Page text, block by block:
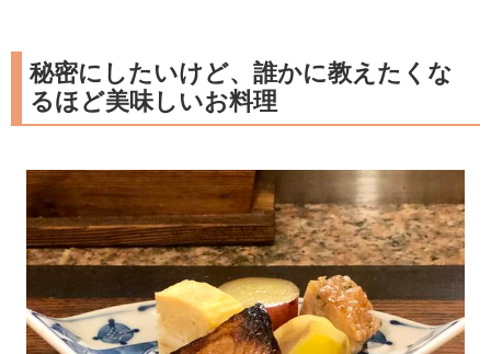
秘密にしたいけど、誰かに教えたくな
るほど美味しいお料理